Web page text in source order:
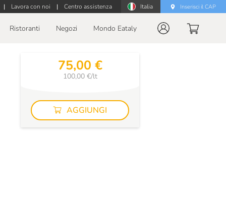
| Lavora con noi | Centro assistenza Italia Inserisci il CAP
Ristoranti Negozi Mondo Eataly
75,00 €
100,00 €/lt
AGGIUNGI